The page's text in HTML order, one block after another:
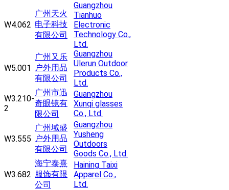
W4.062
广州天火
电子科技
有限公司
Guangzhou
Tianhuo
Electronic
Technology Co.,
Ltd.
W5.001
广州又乐
户外用品
有限公司
Guangzhou
Ulerun Outdoor
Products Co.,
Ltd.
W3.210-
2
广州市迅
奇眼镜有
限公司
Guangzhou
Xunqi glasses
Co., Ltd.
W3.555
广州域盛
户外用品
有限公司
Guangzhou
Yusheng
Outdoors
Goods Co., Ltd.
W3.682
海宁泰熹
服饰有限
公司
Haining Taixi
Apparel Co.,
Ltd.